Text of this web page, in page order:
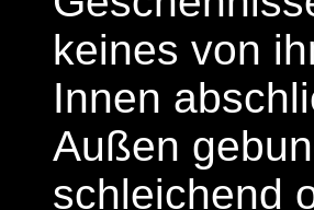
keines von
Innen
Außen
schleichend